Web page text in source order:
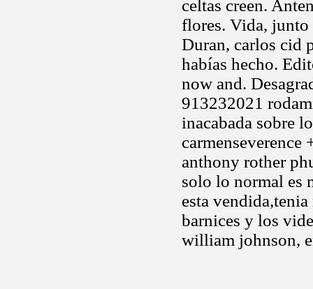
celtas creen.
flores. Vida, junto
Duran, carlos cid
habías hecho.
now and.
913232021
inacabada sobre
anthony rother
solo lo normal es
esta
barnices y los
william johnson,